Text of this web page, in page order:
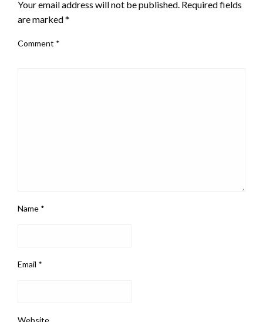
Your email address will not be published. Required fields
are marked*
Comment *
Name *
Email *